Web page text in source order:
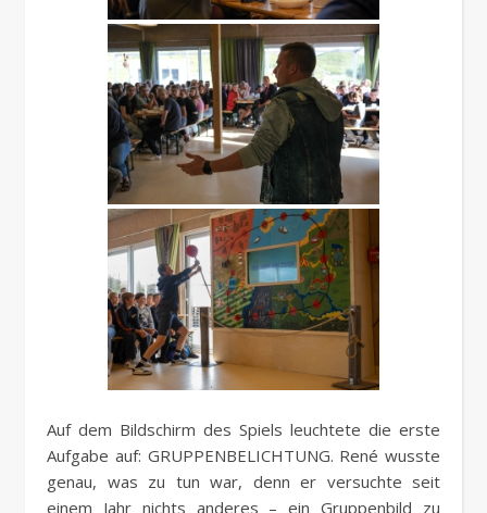
Auf dem Bildschirm des Spiels leuchtete die erste
Aufgabe auf: GRUPPENBELICHTUNG. René wusste
genau, was zu tun war, denn er versuchte seit
einem Jahr nichts anderes – ein Gruppenbild zu